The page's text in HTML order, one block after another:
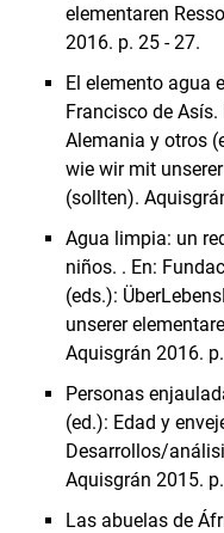
elementaren
2016. p. 25 - 27.
El elemento agua
Francisco de Asís.
Alemania y otros
wie wir mit
(sollten).
Agua limpia: un
niños. . En:
(eds.):
unserer
Aquisgrán 2016.
Personas
(ed.): Edad y
Desarrollos/
Aquisgrán 2015.
Las abuelas de